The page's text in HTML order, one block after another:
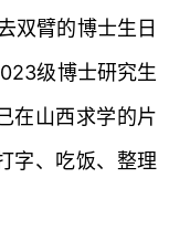
双臂的博士生日
级博士研究生
在山西求学的片
字、吃饭、整理